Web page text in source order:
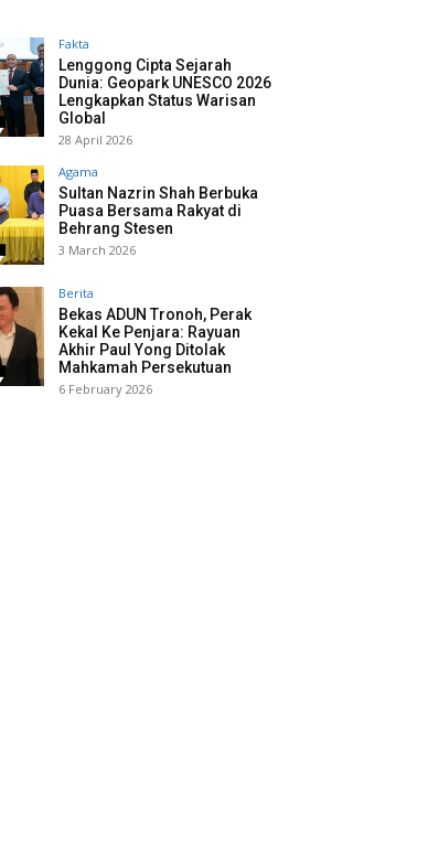
Fakta
Lenggong Cipta Sejarah
Dunia: Geopark UNESCO 2026
Lengkapkan Status Warisan
Global
28 April 2026
Agama
Sultan Nazrin Shah Berbuka
Puasa Bersama Rakyat di
Behrang Stesen
3 March 2026
Berita
Bekas ADUN Tronoh, Perak
Kekal Ke Penjara: Rayuan
Akhir Paul Yong Ditolak
Mahkamah Persekutuan
6 February 2026